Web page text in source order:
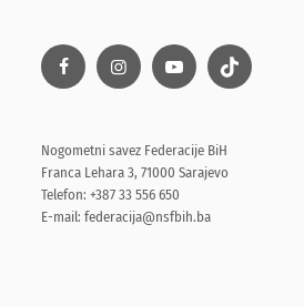
Nogometni savez Federacije BiH
Franca Lehara 3, 71000 Sarajevo
Telefon: +387 33 556 650
E-mail: federacija@nsfbih.ba